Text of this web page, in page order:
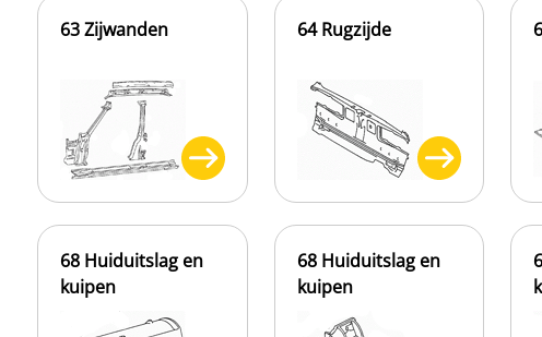
63 Zijwanden 64 Rugzijde
68 Huiduitslag en
kuipen
68 Huiduitslag en
kuipen